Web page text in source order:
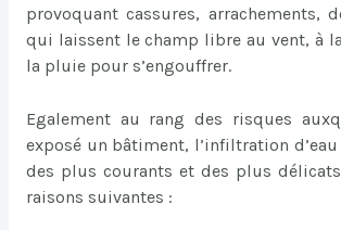
provoquant cassures, arrachements,
qui laissent le champ libre au vent, à
la pluie pour s’engouffrer.
Egalement au rang des risques
exposé un bâtiment, l’infiltration
des plus courants et des plus
raisons suivantes :